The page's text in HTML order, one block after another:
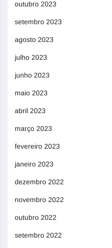
outubro 2023
setembro 2023
agosto 2023
julho 2023
junho 2023
maio 2023
abril 2023
março 2023
fevereiro 2023
janeiro 2023
dezembro 2022
novembro 2022
outubro 2022
setembro 2022